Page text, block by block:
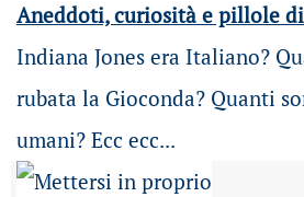
Aneddoti, curiosità e pillole
Indiana Jones era Italiano?
rubata la Gioconda? Quanti
umani? Ecc ecc...